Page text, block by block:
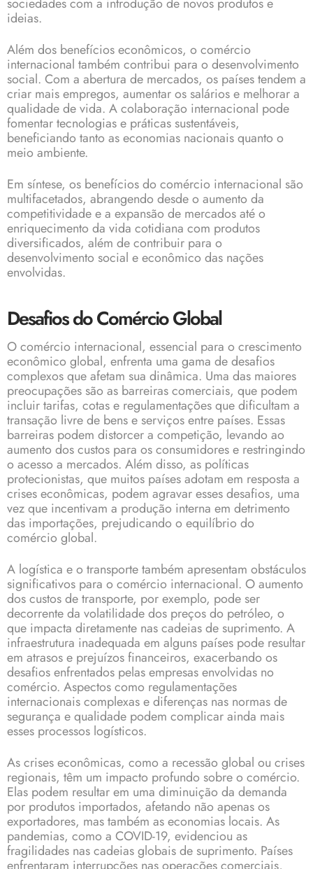
ideias.
Além dos benefícios econômicos, o comércio
internacional também contribui para o desenvolvimento
social. Com a abertura de mercados, os países tendem a
criar mais empregos, aumentar os salários e melhorar a
qualidade de vida. A colaboração internacional pode
fomentar tecnologias e práticas sustentáveis,
beneficiando tanto as economias nacionais quanto o
meio ambiente.
Em síntese, os benefícios do comércio internacional são
multifacetados, abrangendo desde o aumento da
competitividade e a expansão de mercados até o
enriquecimento da vida cotidiana com produtos
diversificados, além de contribuir para o
desenvolvimento social e econômico das nações
envolvidas.
Desafios do Comércio Global
O comércio internacional, essencial para o crescimento
econômico global, enfrenta uma gama de desafios
complexos que afetam sua dinâmica. Uma das maiores
preocupações são as barreiras comerciais, que podem
incluir tarifas, cotas e regulamentações que dificultam a
transação livre de bens e serviços entre países. Essas
barreiras podem distorcer a competição, levando ao
aumento dos custos para os consumidores e restringindo
o acesso a mercados. Além disso, as políticas
protecionistas, que muitos países adotam em resposta a
crises econômicas, podem agravar esses desafios, uma
vez que incentivam a produção interna em detrimento
das importações, prejudicando o equilíbrio do
comércio global.
A logística e o transporte também apresentam obstáculos
significativos para o comércio internacional. O aumento
dos custos de transporte, por exemplo, pode ser
decorrente da volatilidade dos preços do petróleo, o
que impacta diretamente nas cadeias de suprimento. A
infraestrutura inadequada em alguns países pode resultar
em atrasos e prejuízos financeiros, exacerbando os
desafios enfrentados pelas empresas envolvidas no
comércio. Aspectos como regulamentações
internacionais complexas e diferenças nas normas de
segurança e qualidade podem complicar ainda mais
esses processos logísticos.
As crises econômicas, como a recessão global ou crises
regionais, têm um impacto profundo sobre o comércio.
Elas podem resultar em uma diminuição da demanda
por produtos importados, afetando não apenas os
exportadores, mas também as economias locais. As
pandemias, como a COVID-19, evidenciou as
fragilidades nas cadeias globais de suprimento. Países